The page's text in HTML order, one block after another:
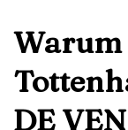
Warum
DE